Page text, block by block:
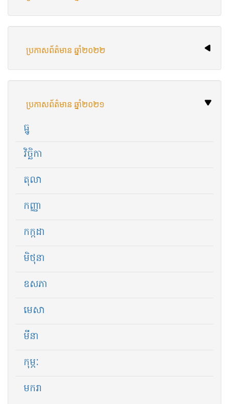
ប្រកាសព័ត៌មាន ឆ្នាំ២០២២
ប្រកាសព័ត៌មាន ឆ្នាំ២០២១
ធ្នូ
វិច្ឆិកា
តុលា
កញ្ញា
កក្កដា
មិថុនា
ឧសភា
មេសា
មីនា
កុម្ភៈ
មករា